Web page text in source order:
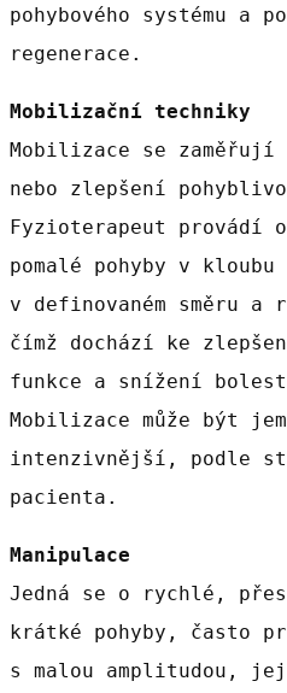
pohybového systému a
regenerace.
Mobilizační techniky
Mobilizace se zaměřují
nebo zlepšení
Fyzioterapeut provádí
pomalé pohyby v kloubu
v definovaném směru a
čímž dochází ke
funkce a snížení
Mobilizace může být
intenzivnější, podle
pacienta.
Manipulace
Jedná se o rychlé,
krátké pohyby, často
s malou amplitudou,